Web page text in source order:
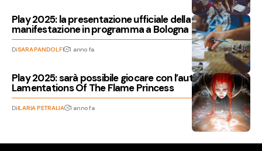
Play 2025: la presentazione ufficiale della
manifestazione in programma a Bologna
DiSARA PANDOLFI 1 anno fa
Play 2025: sarà possibile giocare con l’autore di
Lamentations Of The Flame Princess
DiILARIA PETRALIA 1 anno fa